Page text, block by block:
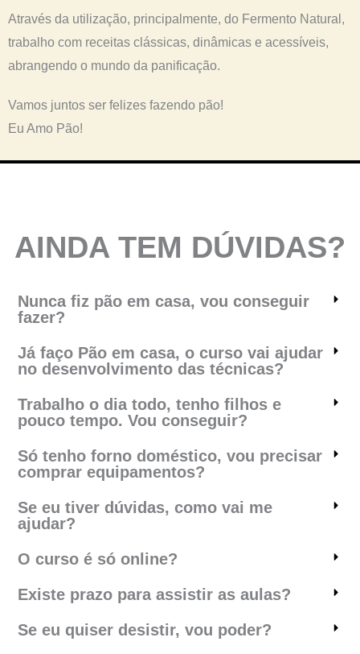
Através da utilização, principalmente, do Fermento Natural,
trabalho com receitas clássicas, dinâmicas e acessíveis,
abrangendo o mundo da panificação.
Vamos juntos ser felizes fazendo pão!
Eu Amo Pão!
AINDA TEM DÚVIDAS?
Nunca fiz pão em casa, vou conseguir
fazer?
Já faço Pão em casa, o curso vai ajudar
no desenvolvimento das técnicas?
Trabalho o dia todo, tenho filhos e
pouco tempo. Vou conseguir?
Só tenho forno doméstico, vou precisar
comprar equipamentos?
Se eu tiver dúvidas, como vai me
ajudar?
O curso é só online?
Existe prazo para assistir as aulas?
Se eu quiser desistir, vou poder?